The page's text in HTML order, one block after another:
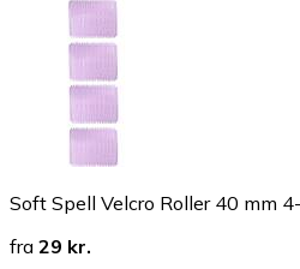
Soft Spell Velcro Roller 40 mm
fra 29 kr.